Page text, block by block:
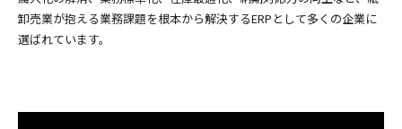
卸売業が抱える業務課題を根本から解決するERPとして多くの企業に
選ばれています。